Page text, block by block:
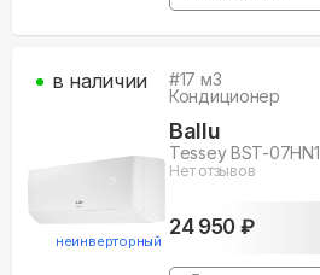
неинверторный
#17 м3
Кондиционер
Ballu
Tessey BST-07HN1
Нет отзывов
24 950 ₽
в наличии